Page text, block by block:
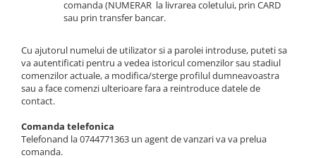
comanda (NUMERAR la livrarea coletului, prin CARD
sau prin transfer bancar.
Cu ajutorul numelui de utilizator si a parolei introduse, puteti sa
va autentificati pentru a vedea istoricul comenzilor sau stadiul
comenzilor actuale, a modifica/sterge profilul dumneavoastra
sau a face comenzi ulterioare fara a reintroduce datele de
contact.
Comanda telefonica
Telefonand la 0744771363 un agent de vanzari va va prelua
comanda.